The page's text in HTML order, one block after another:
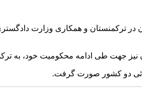
نیز جهت طی ادامه محکومیت خود، به
دو کشور صورت گرفت.